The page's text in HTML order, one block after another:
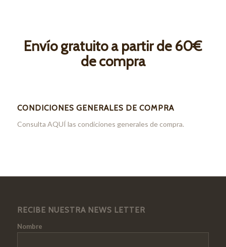
Envío gratuito a partir de 60€
de compra
CONDICIONES GENERALES DE COMPRA
Consulta AQUÍlas condiciones generales de compra.
RECIBE NUESTRA NEWS LETTER
Nombre